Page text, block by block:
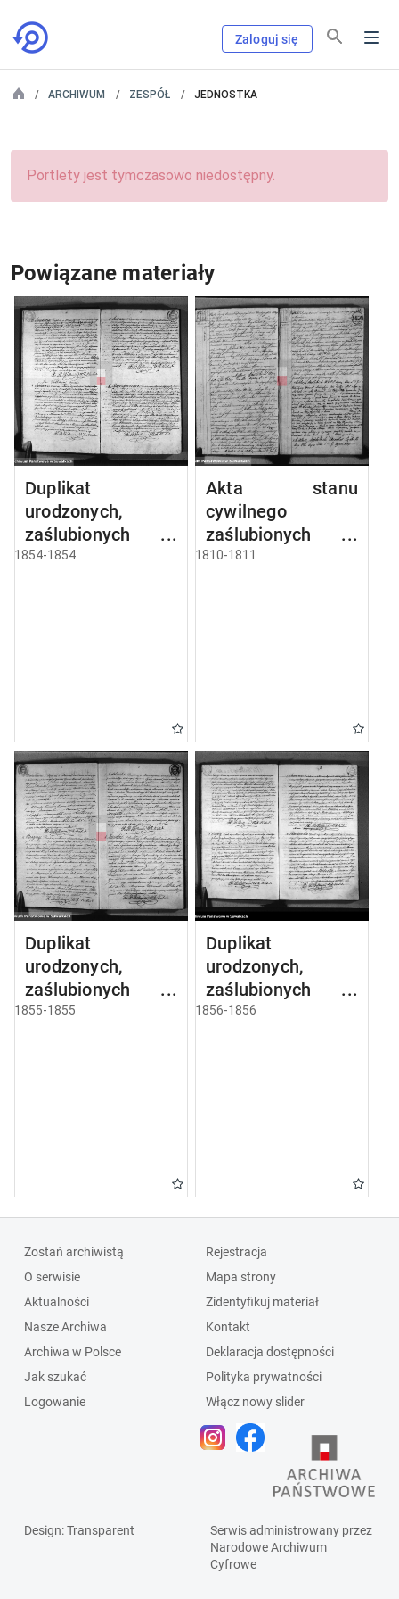
Zaloguj się
ARCHIWUM ZESPÓŁ JEDNOSTKA
Portlety jest tymczasowo niedostępny.
Powiązane materiały
Duplikat
urodzonych,
zaślubionych i
umarłych parafii
1854-1854
Akta stanu
cywilnego
zaślubionych w
gminie
1810-1811
Duplikat
urodzonych,
zaślubionych i
umarłych parafii
1855-1855
Duplikat
urodzonych,
zaślubionych i
umarłych parafii
1856-1856
Zostań archiwistą
O serwisie
Aktualności
Nasze Archiwa
Archiwa w Polsce
Jak szukać
Logowanie
Rejestracja
Mapa strony
Zidentyfikuj materiał
Kontakt
Deklaracja dostępności
Polityka prywatności
Włącz nowy slider
Design: Transparent
Serwis administrowany przez
Narodowe Archiwum
Cyfrowe